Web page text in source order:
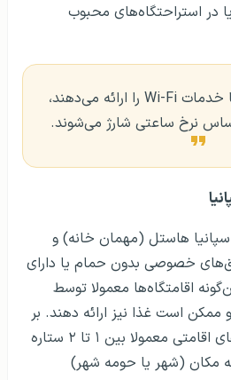
در استراحتگاه‌های محبوب
اکثر هتل‌های اسپانیا خدمات Wi-Fi را ارائه می‌دهند،
نرخ ساعتی شارژ می‌شوند.
هاستل (مهمان خانه) و
خصوصی بدون حمام یا دارای
اقامتگاه‌ها معمولا توسط
ممکن است غذا نیز ارائه دهند. بر
اساس منطقه این گزینه‌های اقامتی معمولا بین ۱ تا ۲ ستاره
مکان (شهر یا حومه شهر)